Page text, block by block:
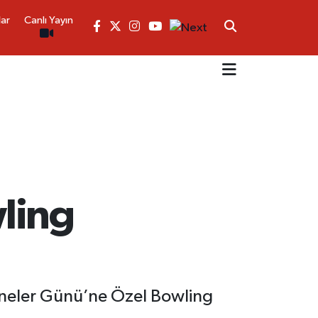
Canlı Yayın
Günü’ne Özel Bowling